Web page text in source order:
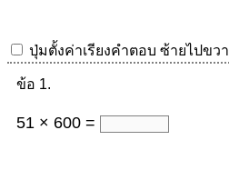
ปุ่มตั้งค่าเรียงคำตอบ ซ้ายไปขวา
ข้อ 1.
51 × 600 =